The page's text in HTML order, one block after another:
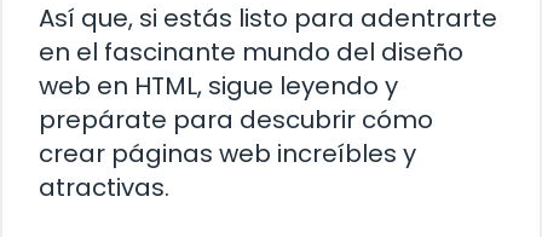
Así que, si estás listo para adentrarte
en el fascinante mundo del diseño
web en HTML, sigue leyendo y
prepárate para descubrir cómo
crear páginas web increíbles y
atractivas.